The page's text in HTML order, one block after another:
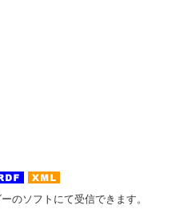
のソフトにて受信できます。